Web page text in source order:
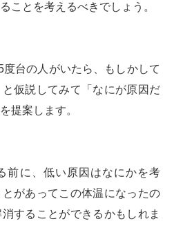
ことを考えるべきでしょう。
台の人がいたら、もしかして
と仮説してみて「なにが原因だ
提案します。
前に、低い原因はなにかを考
があってこの体温になったの
することができるかもしれま